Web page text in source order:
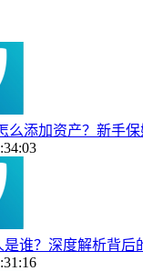
么添加资产？新手
是谁？深度解析背后